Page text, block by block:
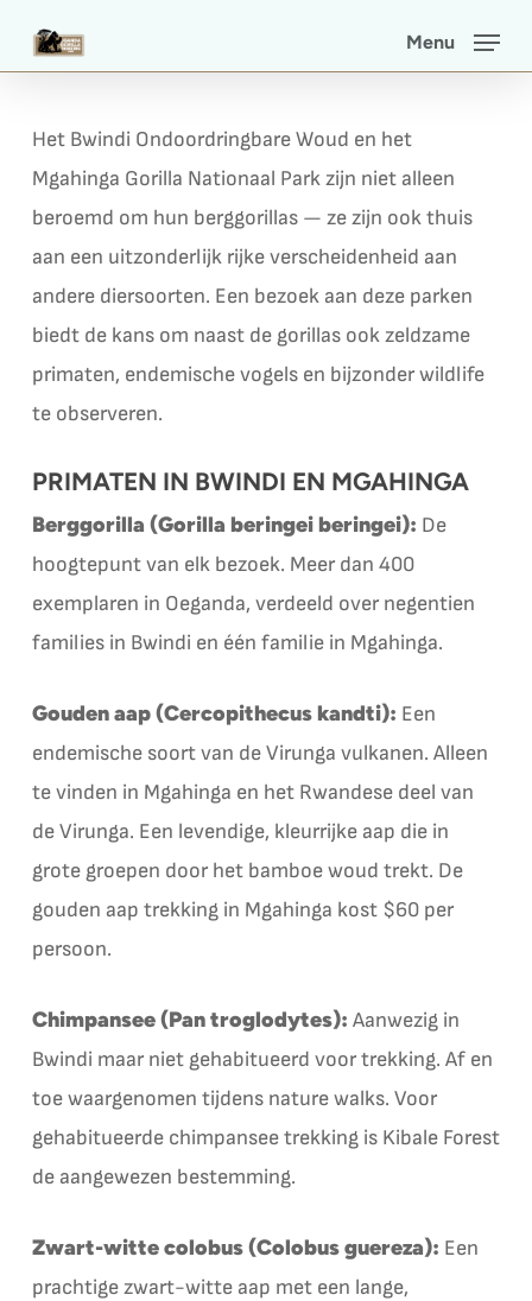
content
Menu
Het Bwindi Ondoordringbare Woud en het
Mgahinga Gorilla Nationaal Park zijn niet alleen
beroemd om hun berggorillas — ze zijn ook thuis
aan een uitzonderlijk rijke verscheidenheid aan
andere diersoorten. Een bezoek aan deze parken
biedt de kans om naast de gorillas ook zeldzame
primaten, endemische vogels en bijzonder wildlife
te observeren.
PRIMATEN IN BWINDI EN MGAHINGA
Berggorilla (Gorilla beringei beringei): De
hoogtepunt van elk bezoek. Meer dan 400
exemplaren in Oeganda, verdeeld over negentien
families in Bwindi en één familie in Mgahinga.
Gouden aap (Cercopithecus kandti): Een
endemische soort van de Virunga vulkanen. Alleen
te vinden in Mgahinga en het Rwandese deel van
de Virunga. Een levendige, kleurrijke aap die in
grote groepen door het bamboe woud trekt. De
gouden aap trekking in Mgahinga kost $60 per
persoon.
Chimpansee (Pan troglodytes): Aanwezig in
Bwindi maar niet gehabitueerd voor trekking. Af en
toe waargenomen tijdens nature walks. Voor
gehabitueerde chimpansee trekking is Kibale Forest
de aangewezen bestemming.
Zwart-witte colobus (Colobus guereza): Een
prachtige zwart-witte aap met een lange,